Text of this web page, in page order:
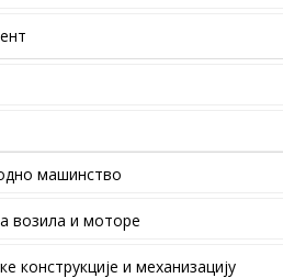
машинство
возила и моторе
конструкције и механизацију